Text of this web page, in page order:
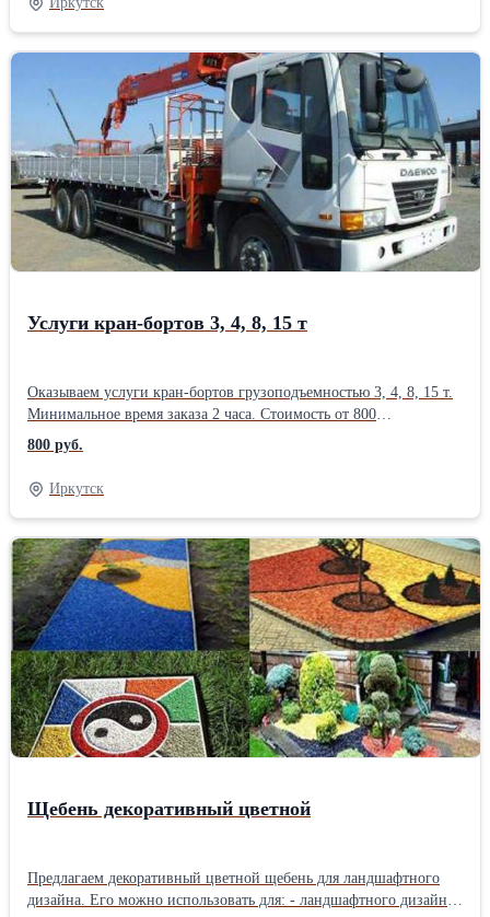
имеем возможность изготовить фундаментные блоки любых
размеров. Организуем доставку блоков и всего необходимого
материала, услуги спецтехники, а также работу бригады.
Большой опыт работы в данной сфере позволяет нам выполнять
монтаж качественно и в короткие сроки.Производитель:
Собственное производство
Услуги кран-бортов 3, 4, 8, 15 т
Оказываем услуги кран-бортов грузоподъемностью 3, 4, 8, 15 т.
Минимальное время заказа 2 часа. Стоимость от 800
руб.Производитель: Собственное производство
800 руб.
Иркутск
Щебень декоративный цветной
Предлагаем декоративный цветной щебень для ландшафтного
дизайна. Его можно использовать для: - ландшафтного дизайна